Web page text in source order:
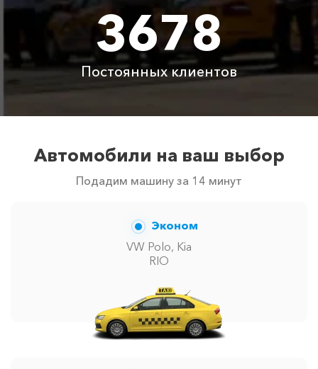
Цены по акции ограничены количеством свободных
автомобилей в г Архипо-Осиповка. Точную цену
вам сообщит менеджер при заказе.
3678
Постоянных клиентов
Автомобили на ваш выбор
Подадим машину за 14 минут
Эконом
VW Polo, Kia
RIO